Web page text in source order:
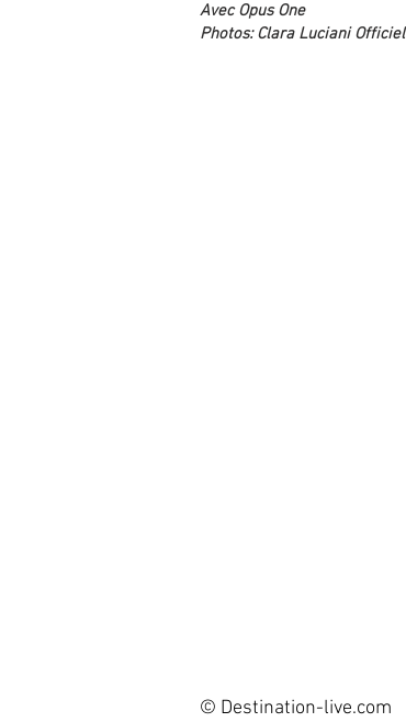
Avec Opus One
Photos: Clara Luciani Officiel
© Destination-live.com